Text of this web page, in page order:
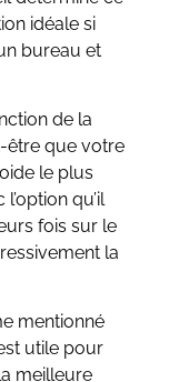
idéale si
bureau et
de la
être que votre
le plus
qu’il
fois sur le
la
mentionné
utile pour
meilleure